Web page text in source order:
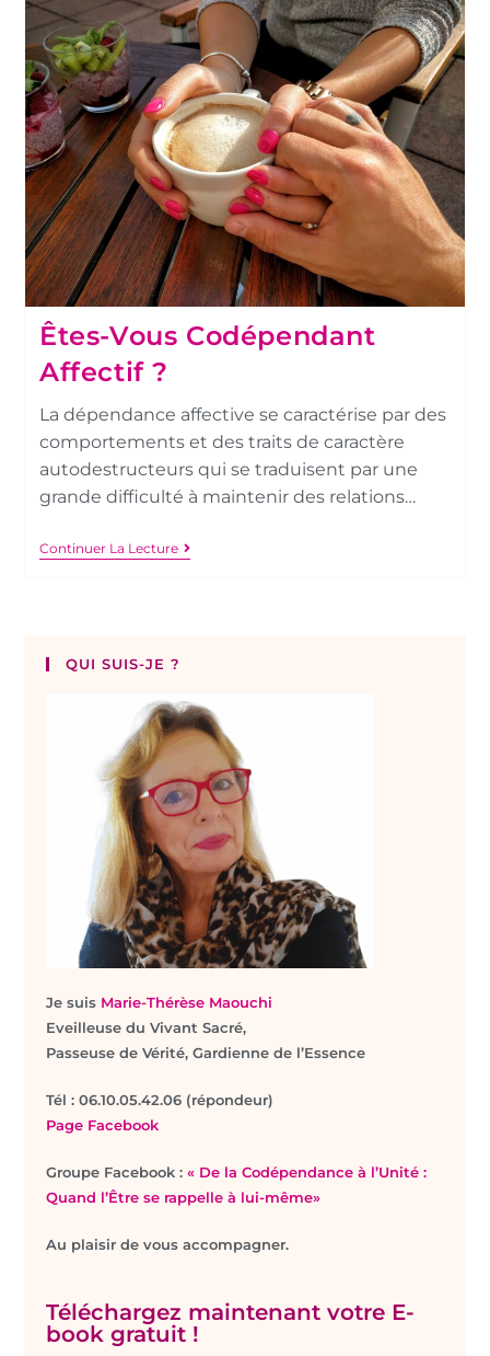
Êtes-Vous Codépendant
Affectif ?
La dépendance affective se caractérise par des
comportements et des traits de caractère
autodestructeurs qui se traduisent par une
grande difficulté à maintenir des relations…
Continuer La Lecture
QUI SUIS-JE ?
Je suis Marie-Thérèse Maouchi
Eveilleuse du Vivant Sacré,
Passeuse de Vérité, Gardienne de l’Essence
Tél : 06.10.05.42.06 (répondeur)
Page Facebook
Groupe Facebook :« De la Codépendance à l’Unité :
Quand l’Être se rappelle à lui-même»
Au plaisir de vous accompagner.
Téléchargez maintenant votre E-
book gratuit !